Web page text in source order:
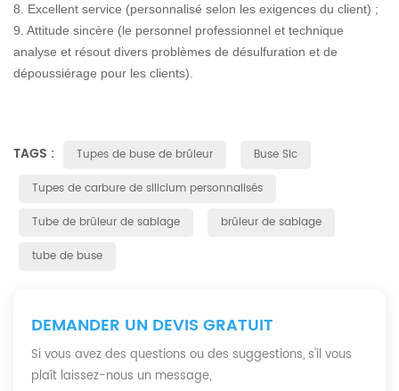
8. Excellent service (personnalisé selon les exigences du client) ;
9. Attitude sincère (le personnel professionnel et technique
analyse et résout divers problèmes de désulfuration et de
dépoussiérage pour les clients).
TAGS : Tupes de buse de brûleur
Buse Sic
Tupes de carbure de silicium personnalisés
Tube de brûleur de sablage
brûleur de sablage
tube de buse
DEMANDER UN DEVIS GRATUIT
Si vous avez des questions ou des suggestions, s'il vous
plaît laissez-nous un message,